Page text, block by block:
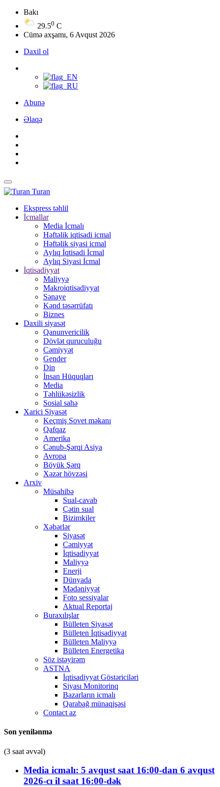
Bakı
29.50 C
Cümə axşamı, 6 Avqust 2026
Daxil ol
Abunə
Əlaqə
Turan
Ekspress təhlil
İcmallar
Media İcmalı
Həftəlik iqtisadi icmal
Həftəlik siyasi icmal
Aylıq İqtisadi İcmal
Aylıq Siyasi İcmal
İqtisadiyyat
Maliyyə
Makroiqtisadiyyat
Sənaye
Kənd təsərrüfatı
Biznes
Daxili siyasət
Qanunvericilik
Dövlət quruculuğu
Cəmiyyət
Gender
Din
İnsan Hüquqları
Media
Təhlükəsizlik
Sosial sahə
Xarici Siyasət
Keçmiş Sovet məkanı
Qafqaz
Amerika
Cənub-Şərqi Asiya
Avropa
Böyük Şərq
Xəzər hövzəsi
Arxiv
Müsahibə
Sual-cavab
Çətin sual
Bizimkiler
Xəbərlər
Siyasət
Cəmiyyət
İqtisadiyyat
Maliyyə
Enerji
Dünyada
Mədəniyyət
Foto sessiyalar
Aktual Reportaj
Buraxılışlar
Bülleten Siyasət
Bülleten İqtisadiyyat
Bülleten Maliyyə
Bülleten Energetika
Söz istəyirəm
ASTNA
İqtisadiyyat Göstəriciləri
Siyası Monitorinq
Bazarların icmalı
Qarabağ münaqişəsi
Contact az
Son yenilənmə
(3 saat əvvəl)
Media icmalı: 5 avqust saat 16:00-dan 6 avqust
2026-cı il saat 16:00-dək